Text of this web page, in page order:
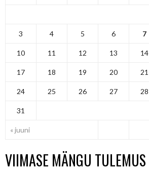
« juuni
3 4 5 6 7
10 11 12 13 14
17 18 19 20 21
24 25 26 27 28
31
VIIMASE MÄNGU TULEMUS